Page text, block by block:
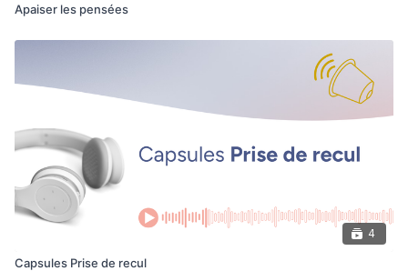
Apaiser les pensées
4
Capsules Prise de recul